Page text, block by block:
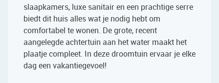
slaapkamers, luxe sanitair en een prachtige serre
biedt dit huis alles wat je nodig hebt om
comfortabel te wonen. De grote, recent
aangelegde achtertuin aan het water maakt het
plaatje compleet. In deze droomtuin ervaar je elke
dag een vakantiegevoel!